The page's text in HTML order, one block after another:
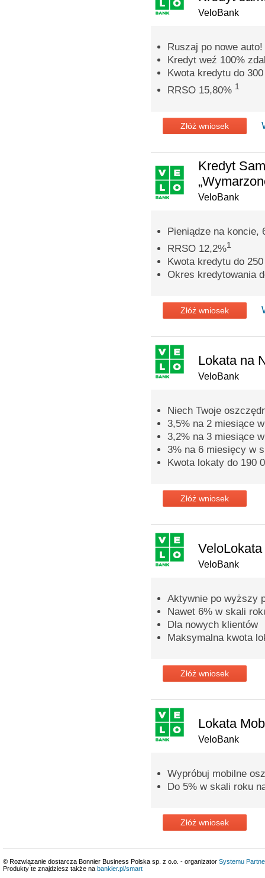
VeloBank
Ruszaj po nowe auto!
Kredyt weź 100%
Kwota kredytu do 300
RRSO 15,80% 1
Złóż wniosek
Kredyt
VeloBank
Pieniądze na koncie,
RRSO 12,2%1
Kwota kredytu do 250
Okres kredytowania
Złóż wniosek
Lokata na
VeloBank
Niech Twoje
3,5% na 2 miesiące
3,2% na 3 miesiące
3% na 6 miesięcy w
Kwota lokaty do 190
Złóż wniosek
VeloBank
Aktywnie po wyższy
Nawet 6% w skali
Dla nowych klientów
Maksymalna kwota
Złóż wniosek
Lokata
VeloBank
Wypróbuj mobilne
Do 5% w skali roku
Złóż wniosek
© Rozwiązanie dostarcza Bonnier Business Polska sp. z o.o. - organizator Systemu
Produkty te znajdziesz także na bankier.pl/smart